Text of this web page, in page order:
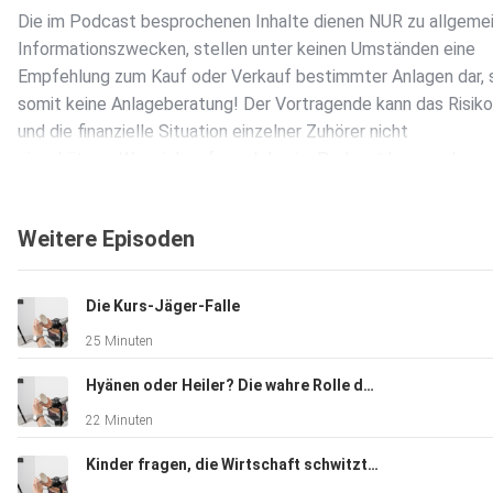
Die im Podcast besprochenen Inhalte dienen NUR zu
Informationszwecken, stellen unter keinen Umständen eine
Empfehlung zum Kauf oder Verkauf bestimmter Anlagen dar,
somit keine Anlageberatung! Der Vortragende kann das
und die finanzielle Situation einzelner Zuhörer nicht
Gefahr. Weder die AL&E GmbH noch der Vortragende haften,
treffen und dadurch Verluste erleiden.
Weitere Episoden
Die Kurs-Jäger-Falle
25 Minuten
Hyänen oder Heiler? Die wahre Rolle der Hedgefonds
22 Minuten
Kinder fragen, die Wirtschaft schwitzt: „The Big Short“ im Realitätscheck